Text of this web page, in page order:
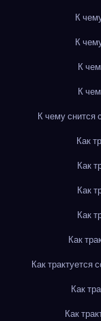
К
К
К
К
К чему снится
Как
Как
Как
Как
Как
Как трактуется
Как
Как